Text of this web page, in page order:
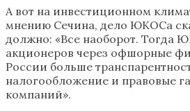
А вот на инвестиционном
мнению Сечина, дело ЮКОСа
должно: «Все наоборот. Тогда
акционеров через офшорные
России больше
налогообложение и правовые
компаний».